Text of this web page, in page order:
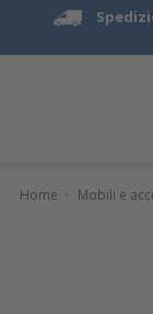
Home · Mobili e